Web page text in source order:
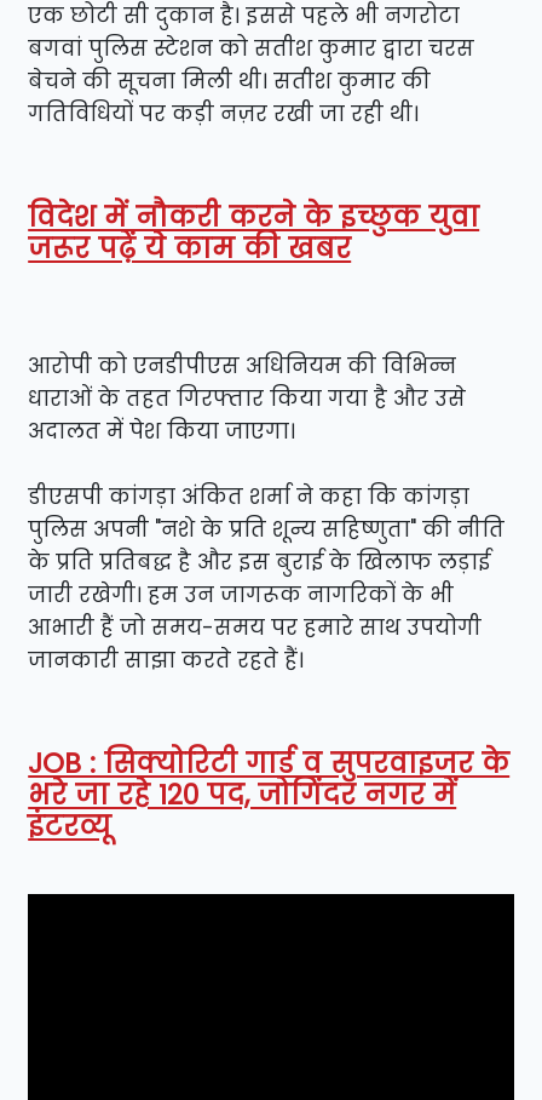
एक छोटी सी दुकान है। इससे पहले भी नगरोटा
बगवां पुलिस स्टेशन को सतीश कुमार द्वारा चरस
बेचने की सूचना मिली थी। सतीश कुमार की
गतिविधियों पर कड़ी नज़र रखी जा रही थी।
विदेश में नौकरी करने के इच्छुक युवा
जरूर पढ़ें ये काम की खबर
आरोपी को एनडीपीएस अधिनियम की विभिन्न
धाराओं के तहत गिरफ्तार किया गया है और उसे
अदालत में पेश किया जाएगा।
डीएसपी कांगड़ा अंकित शर्मा ने कहा कि कांगड़ा
पुलिस अपनी "नशे के प्रति शून्य सहिष्णुता" की नीति
के प्रति प्रतिबद्ध है और इस बुराई के खिलाफ लड़ाई
जारी रखेगी। हम उन जागरूक नागरिकों के भी
आभारी हैं जो समय-समय पर हमारे साथ उपयोगी
जानकारी साझा करते रहते हैं।
JOB : सिक्योरिटी गार्ड व सुपरवाइजर के
भरे जा रहे 120 पद, जोगिंदर नगर में
इंटरव्यू